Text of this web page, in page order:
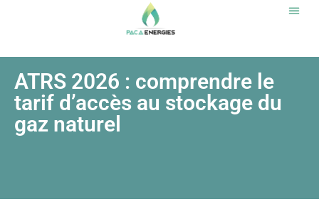
ATRS 2026 : comprendre le
tarif d’accès au stockage du
gaz naturel